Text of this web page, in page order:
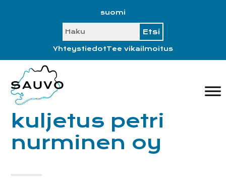
alatunnisteeseen
suomi
SEARCH
YhteystiedotTee vikailmoitus
kuljetus petri
nurminen oy